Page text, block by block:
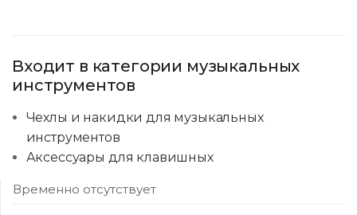
Входит в категории музыкальных
инструментов
Чехлы и накидки для музыкальных
инструментов
Аксессуары для клавишных
Временно отсутствует